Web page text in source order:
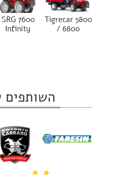
Tigrecar 5800
/ 6800
SRG 7600
Infinity
השותפים